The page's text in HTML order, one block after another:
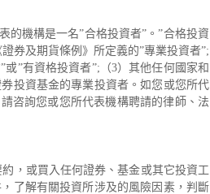
機構是一名”合格投資者”。”合格投資
券及期貨條例》所定義的”專業投資者”;
或”有資格投資者”;（3）其他任何國家和
投資基金的專業投資者。如您或您所代
咨詢您或您所代表機構聘請的律師、法
，或買入任何證券、基金或其它投資工
了解有關投資所涉及的風險因素，判斷